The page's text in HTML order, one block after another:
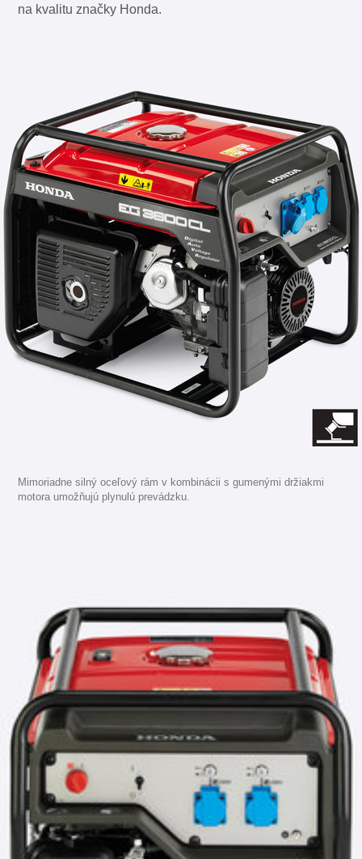
na kvalitu značky Honda.
Mimoriadne silný oceľový rám v kombinácii s gumenými držiakmi
motora umožňujú plynulú prevádzku.